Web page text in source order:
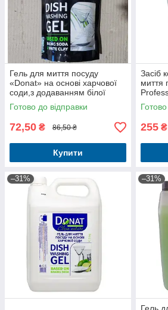
Гель для миття посуду
«Donat» на основі харчової
соди,з додаванням білої
глини 1л. дойпак
Готово до відправки
72,50 ₴ 86,50 ₴
Купити
Засіб
миття
лимон
255 ₴
–31% –31%